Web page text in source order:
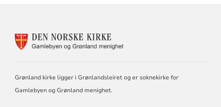
FOR
GRØNLAND
Grønland kirke ligger i Grønlandsleiret og er soknekirke for
Gamlebyen og Grønland menighet.